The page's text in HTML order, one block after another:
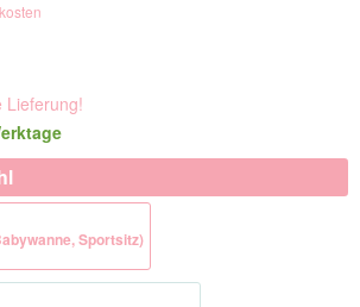
Lieferung!
Sportsitz)